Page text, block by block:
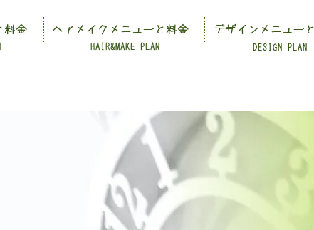
HAIR&MAKE PLAN DESIGN PLAN
料金 ヘアメイクメニューと料金 デザインメニュー